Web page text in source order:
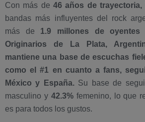
Con más de46 años de trayectoria,
bandas más influyentes del rock
más de 1.9 millones de oyentes
Originarios de La Plata,
mantiene una base de escuchas
como el #1 en cuanto a fans,
México y España. Su base de
masculino y 42.3%femenino, lo que
es para todos los gustos.